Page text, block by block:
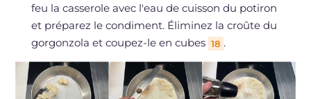
feu la casserole avec l'eau de cuisson du potiron
et préparez le condiment. Éliminez la croûte du
gorgonzola et coupez-le en cubes 18 .